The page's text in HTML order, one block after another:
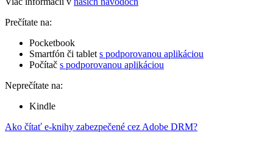
Prečítate na:
Pocketbook
Smartfón či tablet s podporovanou aplikáciou
Počítač s podporovanou aplikáciou
Neprečítate na:
Kindle
Ako čítať e-knihy zabezpečené cez Adobe DRM?